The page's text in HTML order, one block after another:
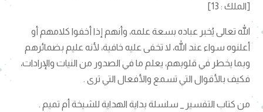
[الملك : 13]
الله تعالى يُخبر عباده بسعة علمه، وأنهم إذا أخفوا كلامهم أو
أعلنوه سواء عند الله، لا تخفى عليه خافية، لأنه عليم بضمائرهم
وبما يخطر في قلوبهم، يعلم ما في الصدور من النيات والإرادات،
فكيف بالأقوال التي تسمع والأفعال التي ترى .
من كتاب التفسير _ سلسلة بداية الهداية للشيخة أم تميم .